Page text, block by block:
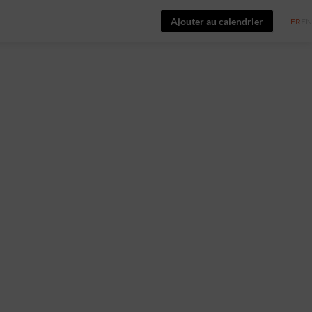
Ajouter au calendrier FR